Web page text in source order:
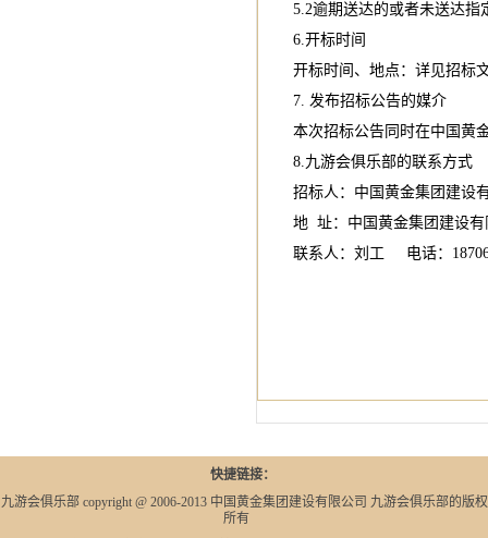
5.2逾期送达的或者未送达
6.开标时间
开标时间、地点：详见招标
7. 发布招标公告的媒介
本次招标公告同时在中国黄
8.九游会俱乐部的联系方式
招标人：中国黄金集团建设
地 址：中国黄金集团建设
联系人：刘工 电话：
快捷链接：
九游会俱乐部 copyright @ 2006-2013 中国黄金集团建设有限公司 九游会俱乐部的版权
所有